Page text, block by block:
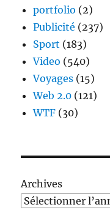
portfolio (2)
Publicité (237)
Sport (183)
Video (540)
Voyages (15)
Web 2.0 (121)
WTF (30)
Archives